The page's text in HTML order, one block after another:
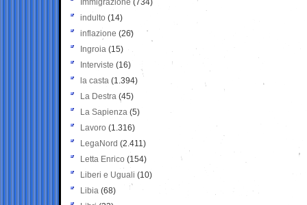
Immigrazione (734)
indulto (14)
inflazione (26)
Ingroia (15)
Interviste (16)
la casta (1.394)
La Destra (45)
La Sapienza (5)
Lavoro (1.316)
LegaNord (2.411)
Letta Enrico (154)
Liberi e Uguali (10)
Libia (68)